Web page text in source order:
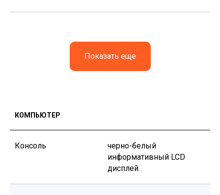
Показать еще
КОМПЬЮТЕР
Консоль
черно-белый
информативный LCD
дисплей
Способы оплаты
Гарантия и сервис
Политика конфиденциальности
+7 708 372 7924